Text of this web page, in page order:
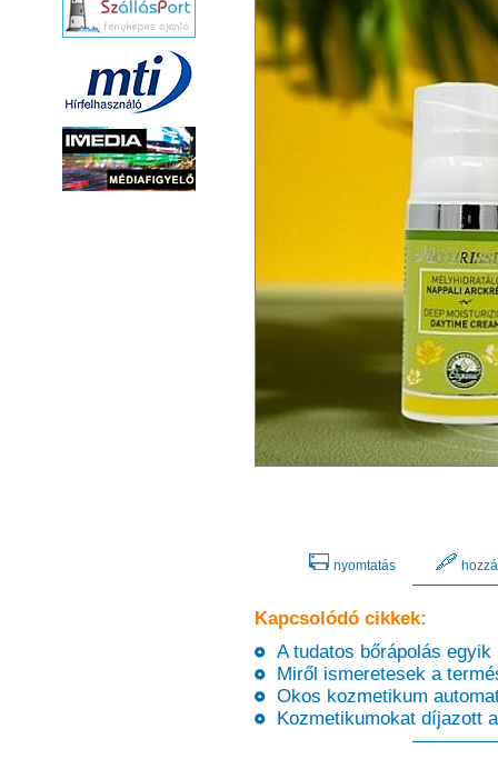
nyomtatás
Kapcsolódó cikkek:
A tudatos bőrápolás egyik
Miről ismeretesek a
Okos kozmetikum
Kozmetikumokat díjazott